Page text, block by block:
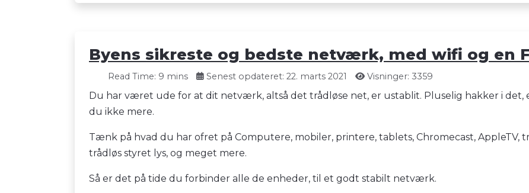
Byens sikreste og bedste netværk, med wifi og en
Read Time: 9 mins Senest opdateret: 22. marts 2021 Visninger: 3359
Du har været ude for at dit netværk, altså det trådløse net, er ustablit. Pluselig hakker i
du ikke mere.
Tænk på hvad du har ofret på Computere, mobiler, printere, tablets, Chromecast, AppleTV,
trådløs styret lys, og meget mere.
Så er det på tide du forbinder alle de enheder, til et godt stabilt netværk.